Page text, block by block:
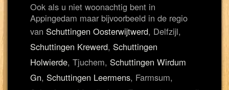
Ook als u niet woonachtig bent in
Appingedam maar bijvoorbeeld in de regio
van Schuttingen Oosterwijtwerd, Delfzijl,
Schuttingen Krewerd, Schuttingen
Holwierde, Tjuchem, Schuttingen Wirdum
Gn, Schuttingen Leermens, Farmsum,